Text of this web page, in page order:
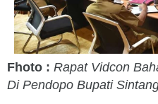
Fhoto : Rapat Vidcon
Di Pendopo Bupati